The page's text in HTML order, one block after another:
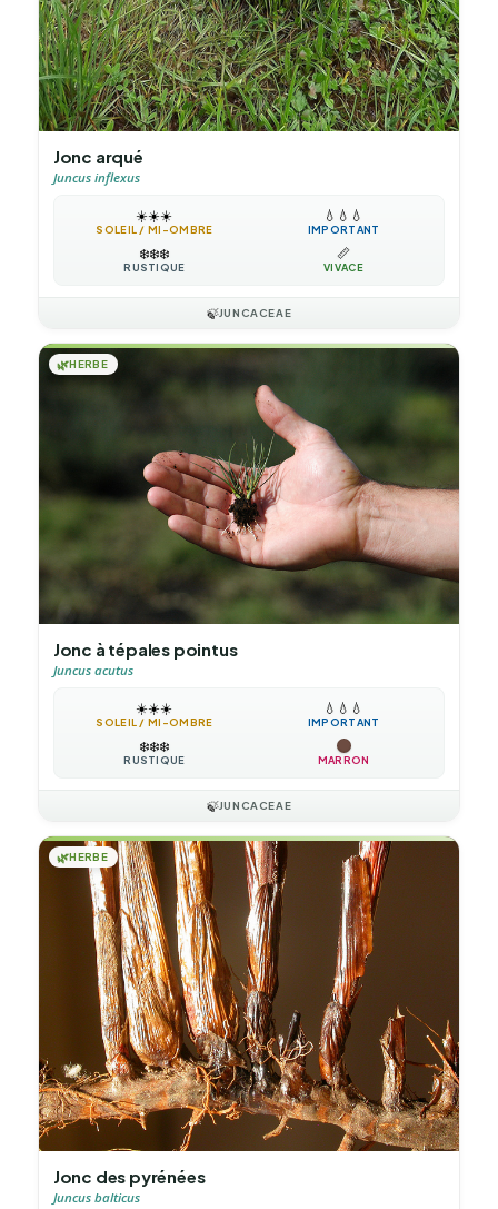
Jonc arqué
Juncus inflexus
☀️☀️☀️
SOLEIL / MI-OMBRE
💧 💧 💧
IMPORTANT
❄️❄️❄️
RUSTIQUE
📏
VIVACE
🍃JUNCACEAE
🌿HERBE
Jonc à tépales pointus
Juncus acutus
☀️☀️☀️
SOLEIL / MI-OMBRE
💧 💧 💧
IMPORTANT
❄️❄️❄️
RUSTIQUE MARRON
🍃JUNCACEAE
🌿HERBE
Jonc des pyrénées
Juncus balticus